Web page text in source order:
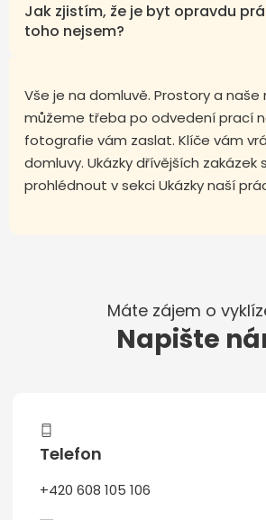
Jak zjistím, že je byt opravdu
toho nejsem?
Vše je na domluvě. Prostory a naše
můžeme třeba po odvedení prací
fotografie vám zaslat. Klíče vám
domluvy. Ukázky dřívějších zakázek
prohlédnout v sekci Ukázky naší
Máte zájem o
Napište
Telefon
+420 608 105 106